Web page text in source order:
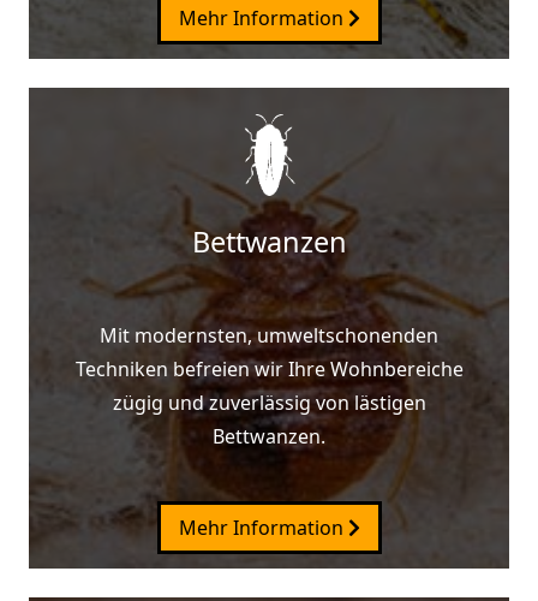
Mehr Information
Bettwanzen
Mit modernsten, umweltschonenden
Techniken befreien wir Ihre Wohnbereiche
zügig und zuverlässig von lästigen
Bettwanzen.
Mehr Information